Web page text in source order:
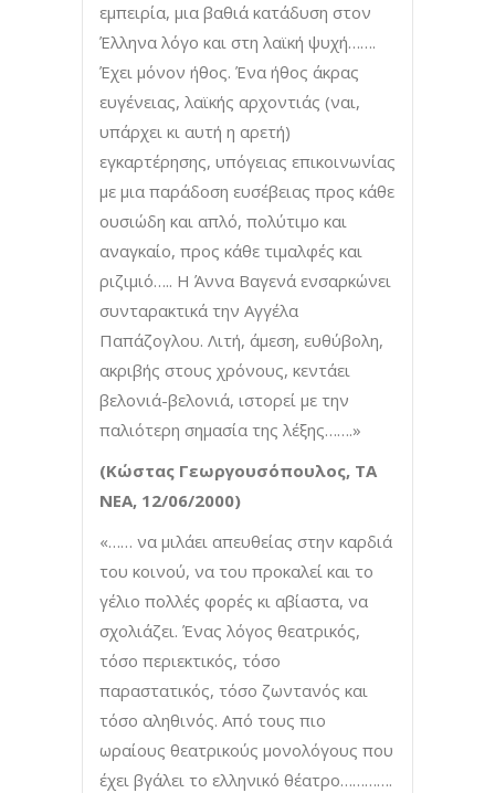
εμπειρία, μια βαθιά κατάδυση στον
Έλληνα λόγο και στη λαϊκή ψυχή…….
Έχει μόνον ήθος. Ένα ήθος άκρας
ευγένειας, λαϊκής αρχοντιάς (ναι,
υπάρχει κι αυτή η αρετή)
εγκαρτέρησης, υπόγειας επικοινωνίας
με μια παράδοση ευσέβειας προς κάθε
ουσιώδη και απλό, πολύτιμο και
αναγκαίο, προς κάθε τιμαλφές και
ριζιμιό….. Η Άννα Βαγενά ενσαρκώνει
συνταρακτικά την Αγγέλα
Παπάζογλου. Λιτή, άμεση, ευθύβολη,
ακριβής στους χρόνους, κεντάει
βελονιά-βελονιά, ιστορεί με την
παλιότερη σημασία της λέξης…….»
(Κώστας Γεωργουσόπουλος, ΤΑ
ΝΕΑ, 12/06/2000)
«…… να μιλάει απευθείας στην καρδιά
του κοινού, να του προκαλεί και το
γέλιο πολλές φορές κι αβίαστα, να
σχολιάζει. Ένας λόγος θεατρικός,
τόσο περιεκτικός, τόσο
παραστατικός, τόσο ζωντανός και
τόσο αληθινός. Από τους πιο
ωραίους θεατρικούς μονολόγους που
έχει βγάλει το ελληνικό θέατρο………….